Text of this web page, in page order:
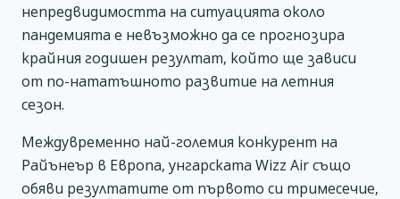
непредвидимостта на ситуацията около
пандемията е невъзможно да се прогнозира
крайния годишен резултат, който ще зависи
от по-нататъшното развитие на летния
сезон.
Междувременно най-големия конкурент на
Райънеър в Европа, унгарската Wizz Air също
обяви резултатите от първото си тримесечие,